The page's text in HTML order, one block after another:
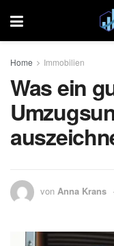
Home Immobilien
Was ein
von Anna Krans